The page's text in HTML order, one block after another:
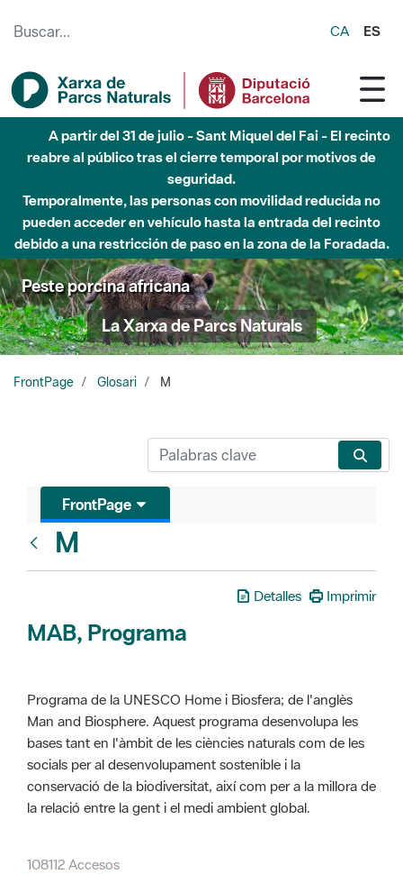
CA ES
A partir del 31 de julio - Sant Miquel del Fai - El recinto
reabre al público tras el cierre temporal por motivos de
seguridad.
Temporalmente, las personas con movilidad reducida no
pueden acceder en vehículo hasta la entrada del recinto
debido a una restricción de paso en la zona de la Foradada.
Peste porcina africana
La Xarxa de Parcs Naturals
FrontPage Glosari M
FrontPage
M
Detalles Imprimir
MAB, Programa
Programa de la UNESCO Home i Biosfera; de l'anglès
Man and Biosphere. Aquest programa desenvolupa les
bases tant en l'àmbit de les ciències naturals com de les
socials per al desenvolupament sostenible i la
conservació de la biodiversitat, així com per a la millora de
la relació entre la gent i el medi ambient global.
108112 Accesos